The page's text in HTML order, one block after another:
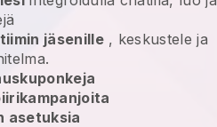
jäsenille, keskustele ja
asetuksia